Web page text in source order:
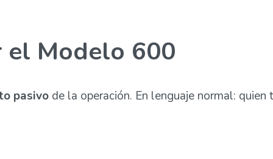
el Modelo 600
pasivo de la operación. En lenguaje normal: